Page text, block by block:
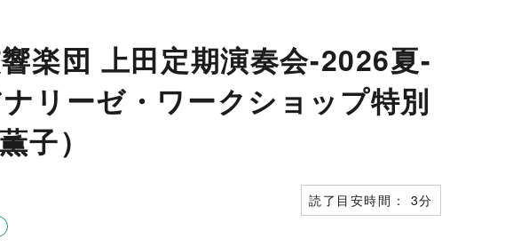
楽団 上田定期演奏会-2026夏-
リーゼ・ワークショップ特別
子）
読了目安時間： 3分